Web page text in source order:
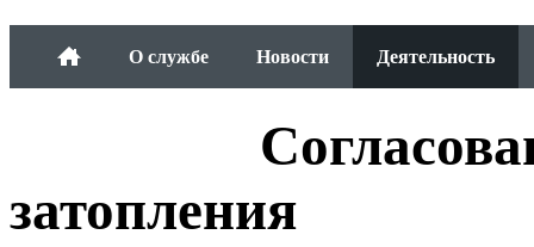
О службе Новости Деятельность
затопления